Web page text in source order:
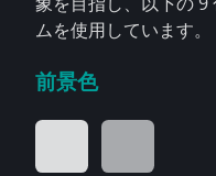
ムを使用しています。
前景色